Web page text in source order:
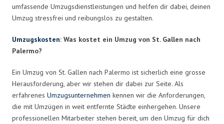
umfassende Umzugsdienstleistungen und helfen dir dabei, deinen
Umzug stressfrei und reibungslos zu gestalten.
Umzugskosten: Was kostet ein Umzug von St. Gallen nach
Palermo?
Ein Umzug von St. Gallen nach Palermo ist sicherlich eine grosse
Herausforderung, aber wir stehen dir dabei zur Seite. Als
erfahrenes Umzugsunternehmen kennen wir die Anforderungen,
die mit Umzügen in weit entfernte Städte einhergehen. Unsere
professionellen Mitarbeiter stehen bereit, um den Umzug für dich